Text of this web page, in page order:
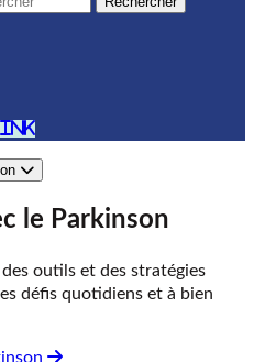
le Parkinson
outils et des stratégies
défis quotidiens et à bien